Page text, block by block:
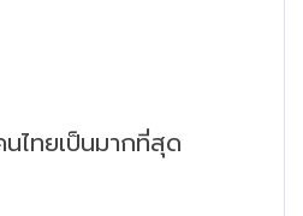
ไทยเป็นมากที่สุด